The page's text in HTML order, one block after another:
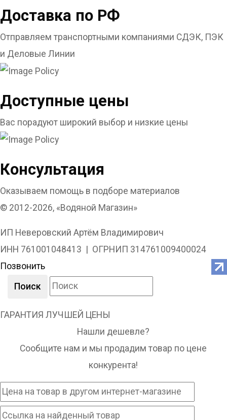
Доставка по РФ
Отправляем транспортными компаниями СДЭК, ПЭК
и Деловые Линии
Доступные цены
Вас порадуют широкий выбор и низкие цены
Консультация
Оказываем помощь в подборе материалов
© 2012-2026, «Водяной Магазин»
ИП Неверовский Артём Владимирович
ИНН 761001048413 | ОГРНИП 314761009400024
Позвонить
Поиск
ГАРАНТИЯ ЛУЧШЕЙ ЦЕНЫ
Нашли дешевле?
Сообщите нам и мы продадим товар по цене
конкурента!